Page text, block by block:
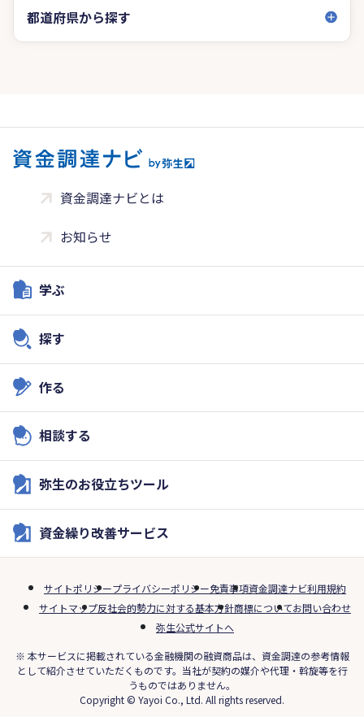
都道府県から探す
資金調達ナビとは
お知らせ
学ぶ
探す
作る
相談する
弥生のお役立ちツール
資金繰り改善サービス
サイトポリシープライバシーポリシー免責事項資金調達ナビ利用規約
サイトマップ反社会的勢力に対する基本方針商標についてお問い合わせ
弥生公式サイトへ
※ 本サービスに掲載されている金融機関の融資商品は、資金調達の参考情報
として紹介させていただくものです。当社が契約の媒介や代理・斡旋等を行
うものではありません。
Copyright © Yayoi Co., Ltd. All rights reserved.